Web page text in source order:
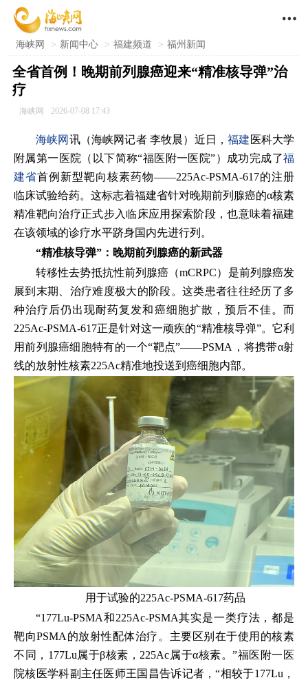

海峡网 > 新闻中心 > 福建频道 > 福州新闻
全省首例！晚期前列腺癌迎来“精准核导弹”治
疗
海峡网 2026-07-08 17:43
海峡网 讯（海峡网记者 李牧晨）近日，福建 医科大学
附属第一医院（以下简称“福医附一医院”）成功完成了福
建省首例新型靶向核素药物——225Ac-PSMA-617的注册
临床试验给药。这标志着福建省针对晚期前列腺癌的α核素
精准靶向治疗正式步入临床应用探索阶段，也意味着福建
在该领域的诊疗水平跻身国内先进行列。
“精准核导弹” ：晚期前列腺癌的新武器
转移性去势抵抗性前列腺癌（mCRPC）是前列腺癌发
展到末期、治疗难度极大的阶段。这类患者往往经历了多
种治疗后仍出现耐药复发和癌细胞扩散，预后不佳。而
225Ac-PSMA-617正是针对这一顽疾的“精准核导弹”。它利
用前列腺癌细胞特有的一个“靶点”——PSMA，将携带α射
线的放射性核素225Ac精准地投送到癌细胞内部。
用于试验的225Ac-PSMA-617药品
“177Lu-PSMA和225Ac-PSMA其实是一类疗法，都是
靶向PSMA的放射性配体治疗。主要区别在于使用的核素
不同，177Lu属于β核素，225Ac属于α核素。”福医附一医
院核医学科副主任医师王国昌告诉记者，“相较于177Lu，